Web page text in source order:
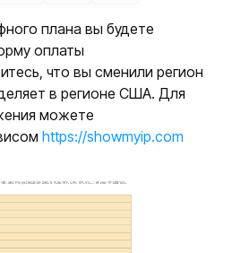
плана вы будете
оплаты
что вы сменили регион
в регионе США. Для
можете
https://showmyip.com